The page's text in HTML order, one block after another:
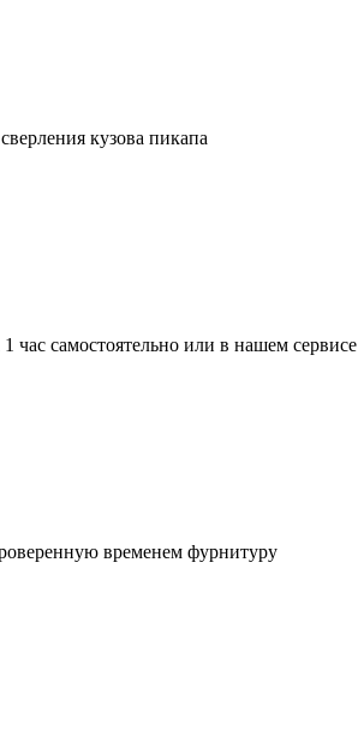
кузова пикапа
час самостоятельно или в нашем сервисе
временем фурнитуру